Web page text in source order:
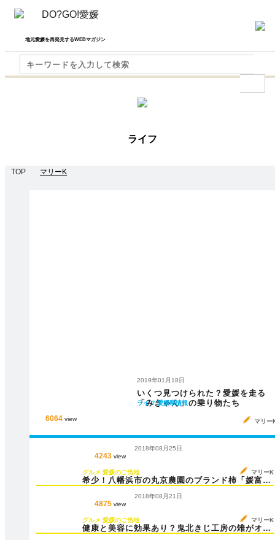
地元愛媛を再発見するWEBマガジン
ライフ
TOP マリーK
6064 view
2019年01月18日
いくつ見つけられた？愛媛を走る
「みきゃん」の乗り物たち
ライフ 愛媛県情報
マリー
4243 view
2018年08月25日
希少！八幡浜市の丸京農園のブランド柿「媛富
グルメ 愛媛のご当地 マリーK
4875 view
2018年08月21日
健康と美容に効果あり？鬼北きじ工房の雉がオス
グルメ 愛媛のご当地 マリーK